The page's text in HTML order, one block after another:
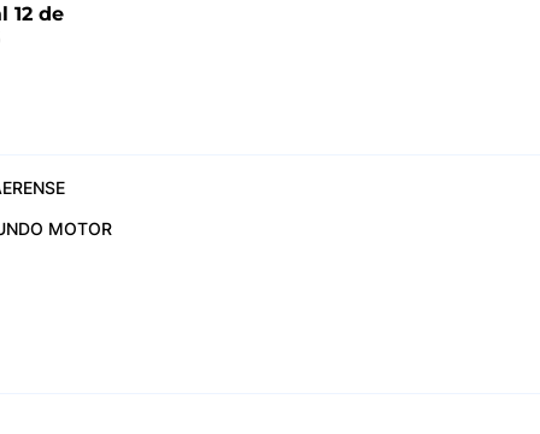
12 de
MOTOR